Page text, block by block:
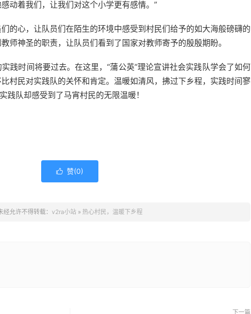
动着我们，让我们对这个小学更有感情。”
心，让队员们在陌生的环境中感受到村民们给予的如大海般磅礴的
师神圣的职责，让队员们看到了国家对教师寄予的殷殷期盼。
时间将要过去。在这里，“蒲公英”理论宣讲社会实践队学会了如何
村民对实践队的关怀和肯定。温暖如清风，拂过下乡程，实践时间寥
践队却感受到了马宵村民的无限温暖！
 赞(0)
经允许不得转载： v2ra小站» 热心村民，温暖下乡程
下一篇